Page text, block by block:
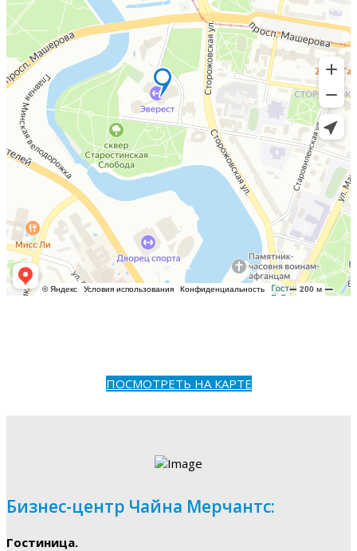
ПОСМОТРЕТЬ НА КАРТЕ
Бизнес-центр Чайна Мерчантс:
Гостиница.